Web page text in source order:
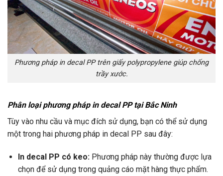
Phương pháp in decal PP trên giấy polypropylene giúp chống
trầy xước.
Phân loại phương pháp in decal PP tại Bắc Ninh
Tùy vào nhu cầu và mục đích sử dụng, bạn có thể sử dụng
một trong hai phương pháp in decal PP sau đây:
In decal PP có keo: Phương pháp này thường được lựa
chọn để sử dụng trong quảng cáo mặt hàng thực phẩm.